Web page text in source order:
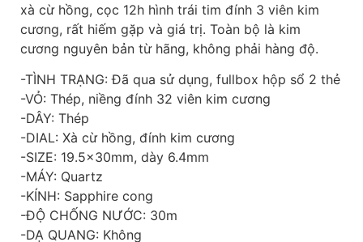
xà cừ hồng, cọc 12h hình trái tim đính 3 viên kim
cương, rất hiếm gặp và giá trị. Toàn bộ là kim
cương nguyên bản từ hãng, không phải hàng độ.
-TÌNH TRẠNG: Đã qua sử dụng, fullbox hộp sổ 2 thẻ
-VỎ: Thép, niềng đính 32 viên kim cương
-DÂY: Thép
-DIAL: Xà cừ hồng, đính kim cương
-SIZE: 19.5x30mm, dày 6.4mm
-MÁY: Quartz
-KÍNH: Sapphire cong
-ĐỘ CHỐNG NƯỚC: 30m
-DẠ QUANG: Không